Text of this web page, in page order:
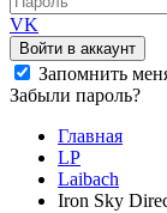
VK
Войти в аккаунт
Запомнить
Забыли пароль?
Главная
LP
Laibach
Iron Sky